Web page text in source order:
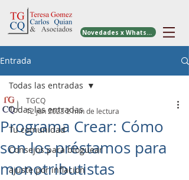
Novedades x WhatsApp
Entrada
Todas las entradas
Tu comunidad
Consejos para bloguear
ajuste por inflacion
Todas las entradas
Programa Crear: Cómo
son los préstamos para
monotributistas
TGCQ
12 jun 20232 min de lectura